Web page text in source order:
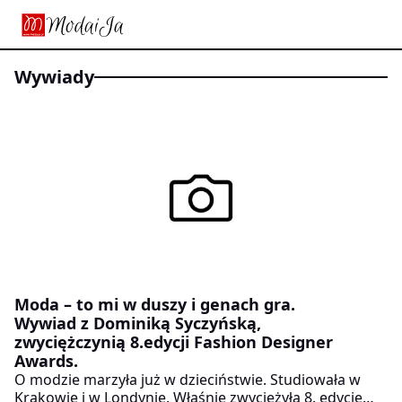
wywiady
Moda – to mi w duszy i genach gra.
Wywiad z Dominiką Syczyńską,
zwyciężczynią 8.edycji Fashion Designer
Awards.
O modzie marzyła już w dzieciństwie. Studiowała w
Krakowie i w Londynie. Właśnie zwyciężyła 8. edycję